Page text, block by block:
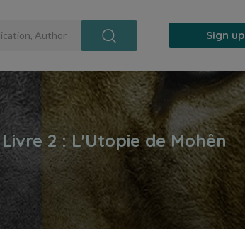
Sign up